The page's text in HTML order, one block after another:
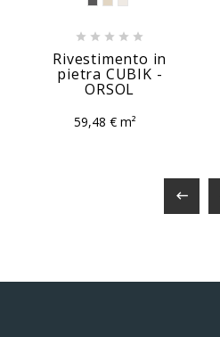
    
Rivestimento in
pietra CUBIK -
ORSOL
59,48 € m²
